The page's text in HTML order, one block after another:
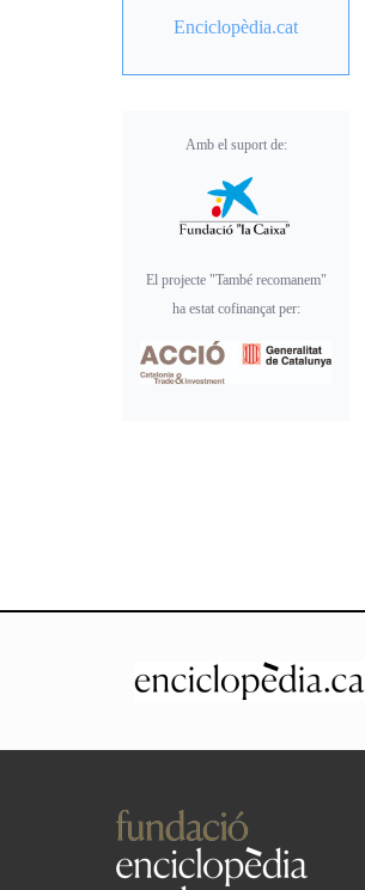
Enciclopèdia.cat
Amb el suport de:
El projecte "També recomanem"
ha estat cofinançat per: